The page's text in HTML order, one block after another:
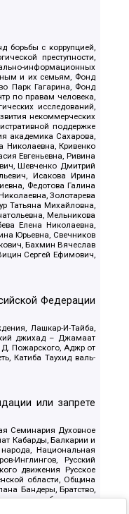
борьбы с коррупцией,
преступности,
информационных
и их семьям, Фонд
Парк Гагарина, Фонд
по правам человека,
исследований,
некоммерческих
поддержке
академика Сахарова,
Николаевна, Кривенко
Евгеньевна, Ривина
Шевченко Дмитрий
Исакова Ирина
Федотова Галина
Золотарева
Татьяна Михайловна,
Мельникова
Елена Николаевна,
Юрьевна, Свечников
Бахмин Вячеслав
Сергей Ефимович,
Федерации
Лашкар-И-Тайба,
джихад – Джамаат
Пожарского, Аджр от
Катиба Таухид валь-
или запрете
Семинария Духовное
Кабарды, Балкарии и
Национальная
Инглингов, Русский
движения Русское
области, Община
Бандеры, Братство,
объединение